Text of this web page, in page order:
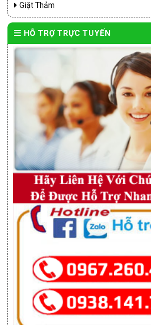
Giặt Thảm
HỖ TRỢ TRỰC TUYẾN